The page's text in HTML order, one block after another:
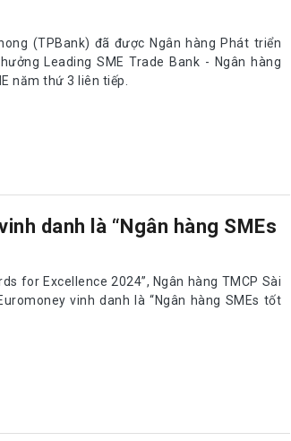
(TPBank) đã được Ngân hàng Phát triển
Leading SME Trade Bank - Ngân hàng
năm thứ 3 liên tiếp.
danh là “Ngân hàng SMEs
for Excellence 2024”, Ngân hàng TMCP Sài
vinh danh là “Ngân hàng SMEs tốt